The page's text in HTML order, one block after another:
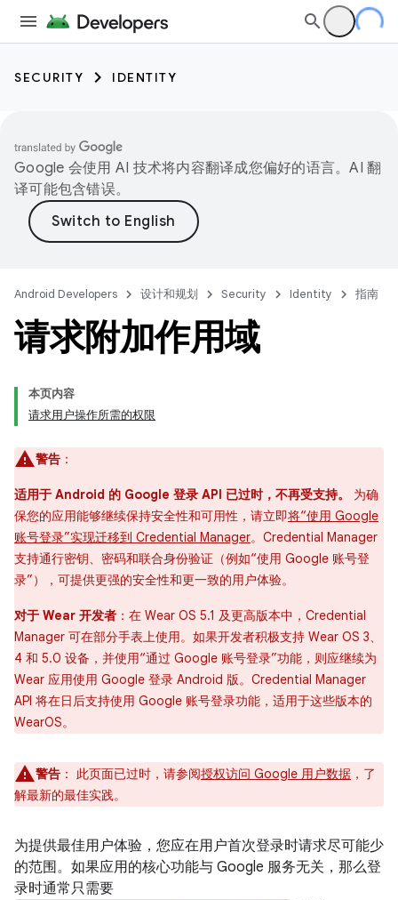
SECURITY IDENTITY
Google 会使用 AI 技术将内容翻译成您偏好的语言。AI 翻
译可能包含错误。
Android Developers 设计和规划 Security Identity 指南
请求附加作用域
本页内容
请求用户操作所需的权限
警告 ：
适用于 Android 的 Google 登录 API 已过时，不再受支持。
为确
保您的应用能够继续保持安全性和可用性，请立即将“使用 Google
账号登录”实现迁移到 Credential Manager。Credential Manager
支持通行密钥、密码和联合身份验证（例如“使用 Google 账号登
录”），可提供更强的安全性和更一致的用户体验。
对于 Wear 开发者 ：在 Wear OS 5.1 及更高版本中，Credential
Manager 可在部分手表上使用。如果开发者积极支持 Wear OS 3、
4 和 5.0 设备，并使用“通过 Google 账号登录”功能，则应继续为
Wear 应用使用 Google 登录 Android 版。Credential Manager
API 将在日后支持使用 Google 账号登录功能，适用于这些版本的
WearOS。
警告 ： 此页面已过时，请参阅授权访问 Google 用户数据 ，了
解最新的最佳实践。
为提供最佳用户体验，您应在用户首次登录时请求尽可能少
的范围。如果应用的核心功能与 Google 服务无关，那么登
录时通常只需要